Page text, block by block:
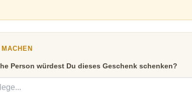
Person würdest Du dieses Geschenk schenken?